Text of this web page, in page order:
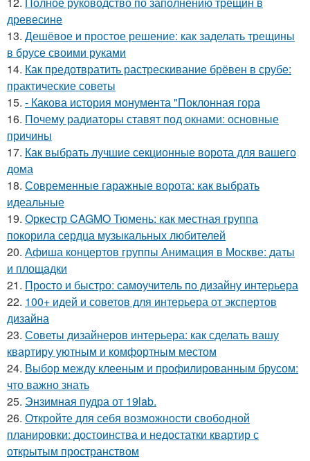
древесине
13. Дешёвое и простое решение: как заделать трещины
в брусе своими руками
14. Как предотвратить растрескивание брёвен в срубе:
практические советы
15. - Какова история монумента "Поклонная гора
16. Почему радиаторы ставят под окнами: основные
причины
17. Как выбрать лучшие секционные ворота для вашего
дома
18. Современные гаражные ворота: как выбрать
идеальные
19. Оркестр CAGMO Тюмень: как местная группа
покорила сердца музыкальных любителей
20. Афиша концертов группы Анимация в Москве: даты
и площадки
21. Просто и быстро: самоучитель по дизайну интерьера
22. 100+ идей и советов для интерьера от экспертов
дизайна
23. Советы дизайнеров интерьера: как сделать вашу
квартиру уютным и комфортным местом
24. Выбор между клееным и профилированным брусом:
что важно знать
25. Энзимная пудра от 19lab.
26. Откройте для себя возможности свободной
планировки: достоинства и недостатки квартир с
открытым пространством